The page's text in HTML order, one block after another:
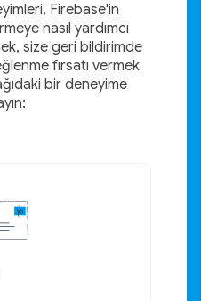
Firebase'in
nasıl yardımcı
size geri bildirimde
fırsatı vermek
bir deneyime